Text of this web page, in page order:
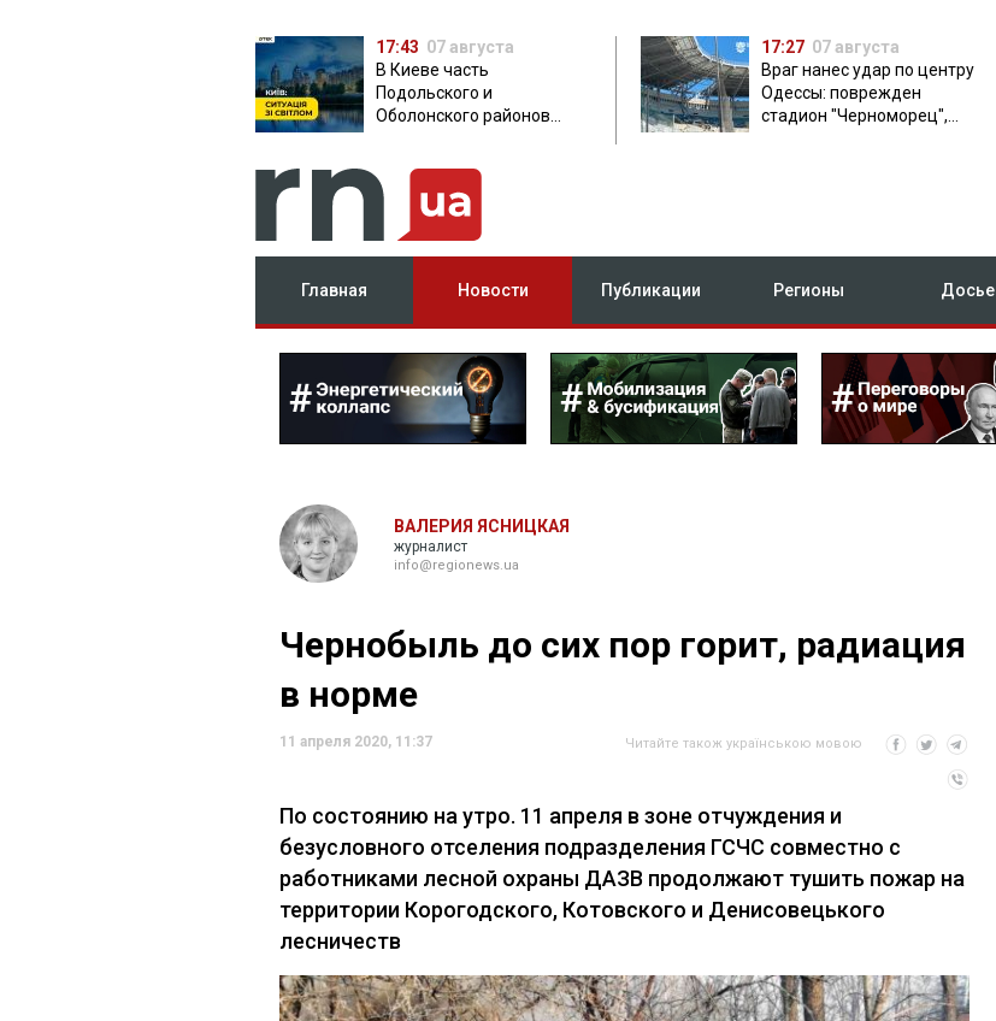
17:43 07 августа
В Киеве часть
Подольского и
Оболонского районов
17:27 07 августа
Враг нанес удар по центру
Одессы: поврежден
стадион "Черноморец",
Главная Новости Публикации Регионы Досье
ВАЛЕРИЯ ЯСНИЦКАЯ
журналист
info@regionews.ua
Чернобыль до сих пор горит, радиация
в норме
11 апреля 2020, 11:37 Читайте також українською мовою
По состоянию на утро. 11 апреля в зоне отчуждения и
безусловного отселения подразделения ГСЧС совместно с
работниками лесной охраны ДАЗВ продолжают тушить пожар на
территории Корогодского, Котовского и Денисовецького
лесничеств